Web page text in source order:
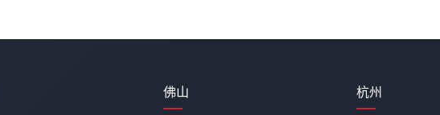
佛山 杭州